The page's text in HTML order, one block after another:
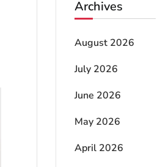
Archives
August 2026
July 2026
June 2026
May 2026
April 2026